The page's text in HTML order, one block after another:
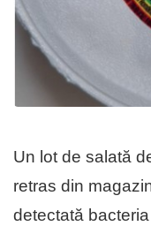
Un lot de salată
retras din
detectată